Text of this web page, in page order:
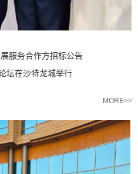
服务合作方招标公告
坛在沙特龙城举行
MORE>>